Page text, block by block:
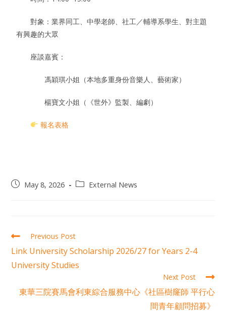
對象：業界同工、中學老師、社工／輔導系學生、對主題
有興趣的大眾
座談嘉賓：
馮穎琪小姐（本地多重身份音樂人、藝術家）
楊寶文小姐（《世外》監製、編劇）
報名表格
May 8, 2026 External News
Previous Post
Link University Scholarship 2026/27 for Years 2-4
University Studies
Next Post
東華三院賽馬會利東綜合服務中心《社區樹窿師 平行心
間青年顧問招募》